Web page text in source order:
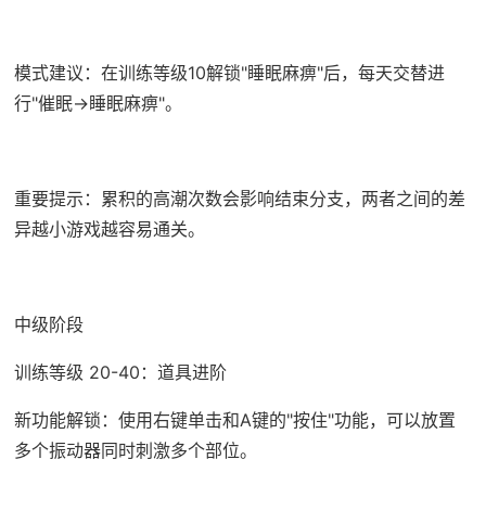
模式建议：在训练等级10解锁"睡眠麻痹"后，每天交替进
行"催眠→睡眠麻痹"。
重要提示：累积的高潮次数会影响结束分支，两者之间的差
异越小游戏越容易通关。
中级阶段
训练等级 20-40：道具进阶
新功能解锁：使用右键单击和A键的"按住"功能，可以放置
多个振动器同时刺激多个部位。